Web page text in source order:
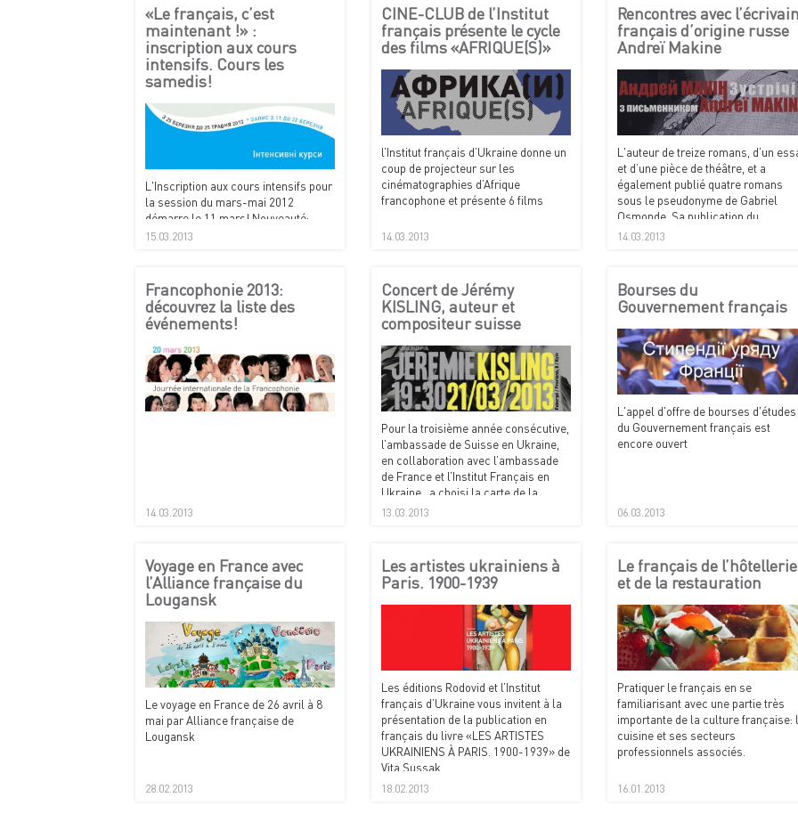
parmi les invités.
«Le français, c’est
maintenant !» :
inscription aux cours
intensifs. Cours les
samedis!
L'Inscription aux cours intensifs pour
la session du mars-mai 2012
démarre le 11 mars! Nouveauté:
cours les samedis! A notez dans vos
15.03.2013
CINE-CLUB de l’Institut
français présente le cycle
des films «AFRIQUE(S)»
l’Institut français d’Ukraine donne un
coup de projecteur sur les
cinématographies d’Afrique
francophone et présente 6 films
14.03.2013
Rencontres avec
français d’origine russe
Andreï Makine
L'auteur de treize romans, d’un
et d’une pièce de théâtre, et a
également publié quatre romans
sous le pseudonyme de Gabriel
Osmonde. Sa publication du
Testament français, couronné les
14.03.2013
Francophonie 2013:
découvrez la liste des
événements!
14.03.2013
Concert de Jérémy
KISLING, auteur et
compositeur suisse
Pour la troisième année consécutive,
l’ambassade de Suisse en Ukraine,
en collaboration avec l’ambassade
de France et l’Institut Français en
Ukraine, a choisi la carte de la
musique pour célébrer la semaine
13.03.2013
Bourses du
Gouvernement français
L'appel d'offre de bourses d'études
du Gouvernement français est
encore ouvert
06.03.2013
Voyage en France avec
l’Alliance française du
Lougansk
Le voyage en France de 26 avril à 8
mai par Alliance française de
Lougansk
28.02.2013
Les artistes ukrainiens à
Paris. 1900-1939
Les éditions Rodovid et l’Institut
français d’Ukraine vous invitent à la
présentation de la publication en
français du livre «LES ARTISTES
UKRAINIENS À PARIS. 1900-1939» de
Vita Sussak.
18.02.2013
Le français de l’hôtellerie
et de la restauration
Pratiquer le français en se
familiarisant avec une partie très
importante de la culture française:
cuisine et ses secteurs
professionnels associés.
16.01.2013